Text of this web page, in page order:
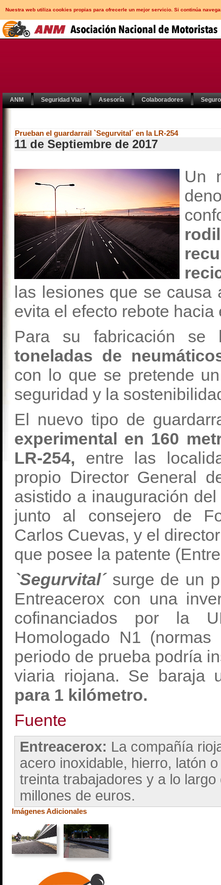
Nuestra web utiliza cookies propias para ofrecerle un mejor servicio. Si continúa
ANM Seguridad Vial Asesoría Colaboradores
Prueban el guardarrail `Segurvital´ en la LR-254
11 de Septiembre de 2017
Un
las lesiones que se
evita el efecto rebote
Para su fabricación se
toneladas de
con lo que se pretende
seguridad y la
El nuevo tipo de
experimental en 160
LR-254, entre las
propio Director General
asistido a inauguración
junto al consejero de
Carlos Cuevas, y el
que posee la patente
`Segurvital´ surge de un
Entreacerox con una
cofinanciados por la
Homologado N1
periodo de prueba podría
viaria riojana. Se baraja
para 1 kilómetro.
Fuente
Entreacerox: La compañía
acero inoxidable, hierro, latón
treinta trabajadores y a lo
millones de euros.
Imágenes Adicionales